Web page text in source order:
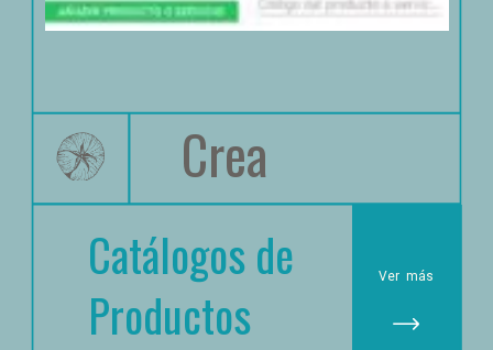
Catálogos de
Productos
Ver más
Crea